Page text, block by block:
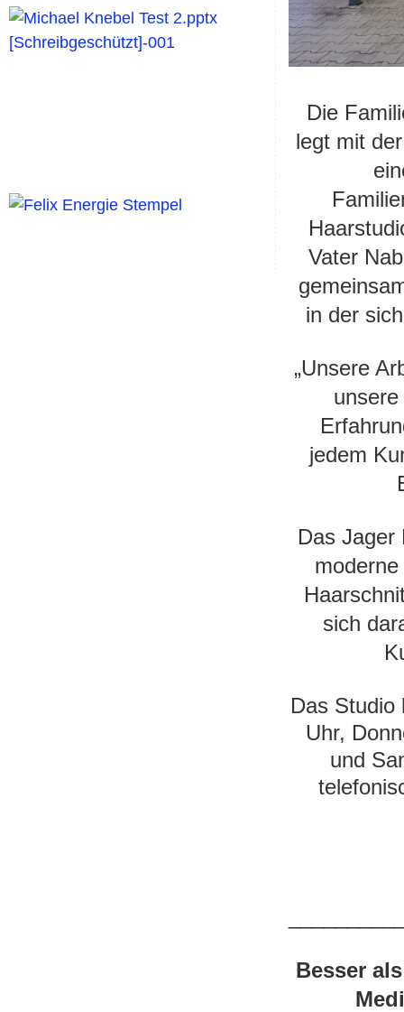
Die
legt mit
Vater
in der
„Unsere
jedem
Das Jager
sich
Das Studio
Uhr,
und
Besser